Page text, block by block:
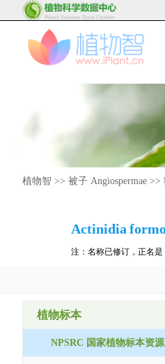
植物智 >> 被子 Angiospermae >>
Actinidia
注：名称已修订，正名是
植物标本
NPSRC 国家植物标本资